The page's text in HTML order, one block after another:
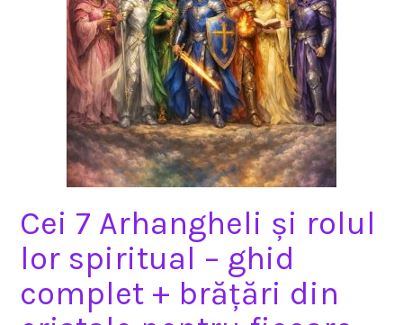
Cei 7 Arhangheli și rolul
lor spiritual – ghid
complet + brățări din